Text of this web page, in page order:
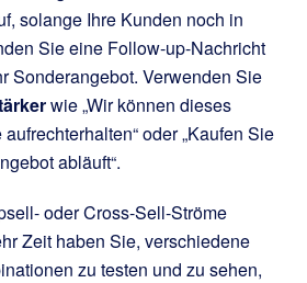
solange Ihre Kunden noch in
Sie eine Follow-up-Nachricht
Sonderangebot. Verwenden Sie
wie „Wir können dieses
oder „Kaufen Sie
abläuft“.
oder Cross-Sell-Ströme
Zeit haben Sie, verschiedene
zu testen und zu sehen,